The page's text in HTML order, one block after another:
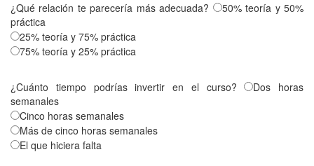
¿Qué relación te parecería más adecuada?
50% teoría y 50%
práctica
25% teoría y 75% práctica
75% teoría y 25% práctica
¿Cuánto tiempo podrías invertir en el curso?
Dos horas
semanales
Cinco horas semanales
Más de cinco horas semanales
El que hiciera falta